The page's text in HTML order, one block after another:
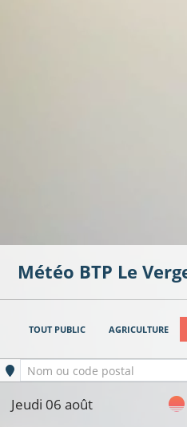
Météo BTP Le
TOUT PUBLIC AGRICULTURE
Ville sélectionnée
Nom ou code postal
Jeudi 06 août